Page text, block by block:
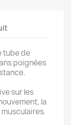
tube de
poignées
sur les
la